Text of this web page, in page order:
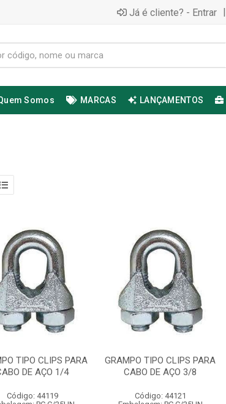
Já é cliente? - Entrar |
Somos MARCAS LANÇAMENTOS
TIPO CLIPS PARA
DE AÇO 1/4
Código: 44119
GRAMPO TIPO CLIPS PARA
CABO DE AÇO 3/8
Código: 44121